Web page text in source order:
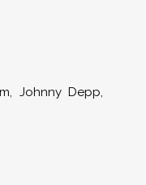
, Johnny Depp,